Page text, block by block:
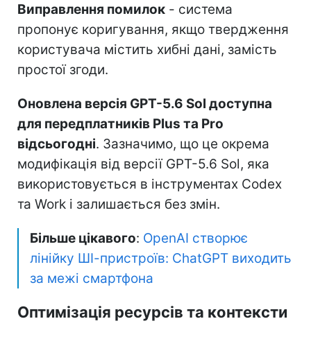
Виправлення помилок - система
пропонує коригування, якщо твердження
користувача містить хибні дані, замість
простої згоди.
Оновлена версія GPT-5.6 Sol доступна
для передплатників Plus та Pro
відсьогодні. Зазначимо, що це окрема
модифікація від версії GPT-5.6 Sol, яка
використовується в інструментах Codex
та Work і залишається без змін.
Більше цікавого: OpenAI створює
лінійку ШІ-пристроїв: ChatGPT виходить
за межі смартфона
Оптимізація ресурсів та контексти